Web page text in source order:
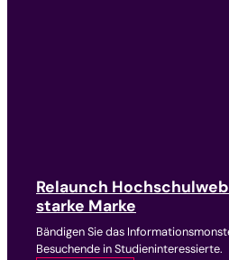
Relaunch
starke Marke
Bändigen Sie das
Besuchende in Studieninteressierte.